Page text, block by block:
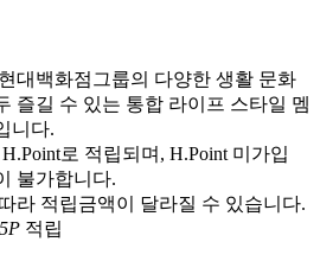
대백화점그룹의 다양한 생활 문화
즐길 수 있는 통합 라이프 스타일 멤
니다.
로 적립되며, H.Point 미가입
불가합니다.
라 적립금액이 달라질 수 있습니다.
적립